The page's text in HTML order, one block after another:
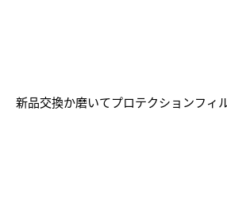
新品交換か磨いてプロテクションフィ